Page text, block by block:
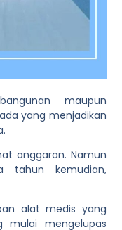
maupun
yang menjadikan
anggaran. Namun
tahun kemudian,
alat medis yang
mulai mengelupas